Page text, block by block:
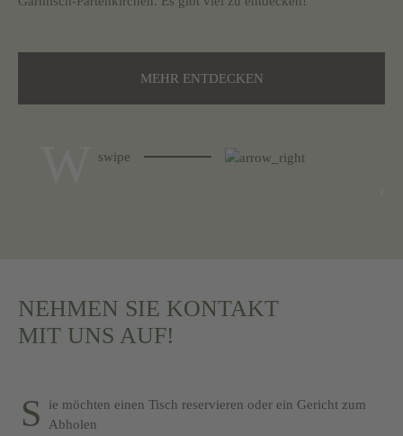
MEHR ENTDECKEN
swipe
NEHMEN SIE KONTAKT
MIT UNS AUF!
S
ie möchten einen Tisch reservieren oder ein Gericht zum
Abholen